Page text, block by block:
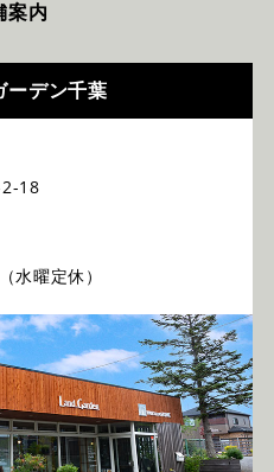
案内
ーデン千葉
18
曜定休）